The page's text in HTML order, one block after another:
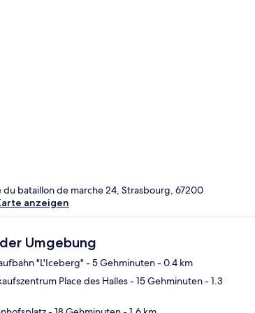
du bataillon de marche 24, Strasbourg, 67200
anzeigen
Umgebung
"L'Iceberg"- 5 Gehminuten- 0.4 km
Place des Halles- 15 Gehminuten- 1.3